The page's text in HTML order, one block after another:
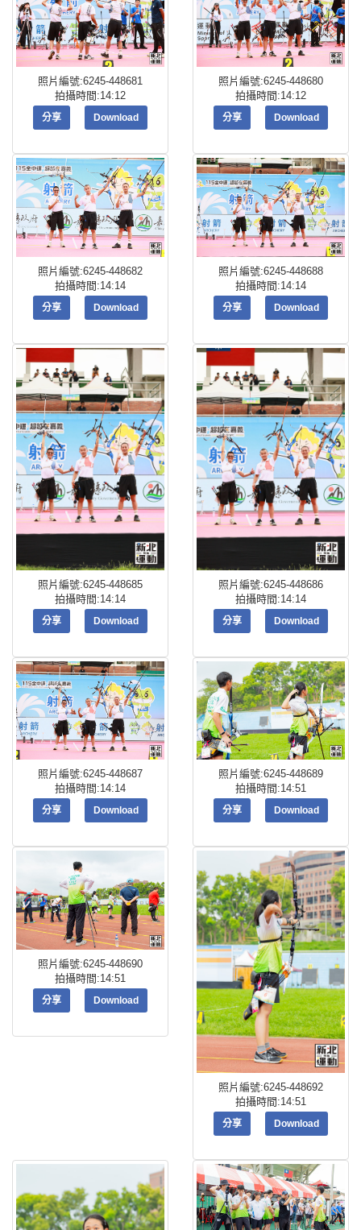
照片編號:6245-448681
拍攝時間:14:12
分享 Download
照片編號:6245-448680
拍攝時間:14:12
分享 Download
照片編號:6245-448682
拍攝時間:14:14
分享 Download
照片編號:6245-448688
拍攝時間:14:14
分享 Download
照片編號:6245-448685
拍攝時間:14:14
分享 Download
照片編號:6245-448686
拍攝時間:14:14
分享 Download
照片編號:6245-448687
拍攝時間:14:14
分享 Download
照片編號:6245-448689
拍攝時間:14:51
分享 Download
照片編號:6245-448690
拍攝時間:14:51
分享 Download
照片編號:6245-448692
拍攝時間:14:51
分享 Download